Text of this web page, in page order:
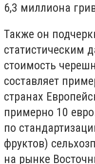
6,3 миллиона
Также он
статистическим
стоимость
составляет
странах
примерно 10
по
фруктов)
на рынке